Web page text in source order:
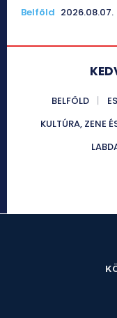
Belföld 2026.08.07.
BELFÖLD
KULTÚRA, ZENE